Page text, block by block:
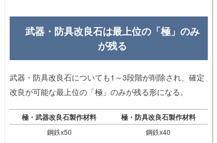
武器・防具改良石は最上位の「極」のみ
が残る
武器・防具改良石についても1～3段階が削除され、確定
改良が可能な最上位の「極」のみが残る形になる。
極・武器改良石製作材料
極・防具改良石製作材料
鋼鉄x50
鋼鉄x40